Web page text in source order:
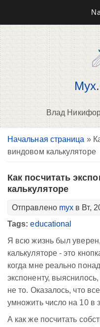
Влад
Вы здесь
Начальная страница »
виндовом калькуляторе
Как посчитать
калькуляторе
Отправлено myx в Вт,
Tags:educational
Я всю жизнь был
калькуляторе - это
когда мне реально
экспоненту,
не то. Оказалось, что
умножить число на 10 в
А как же посчитать